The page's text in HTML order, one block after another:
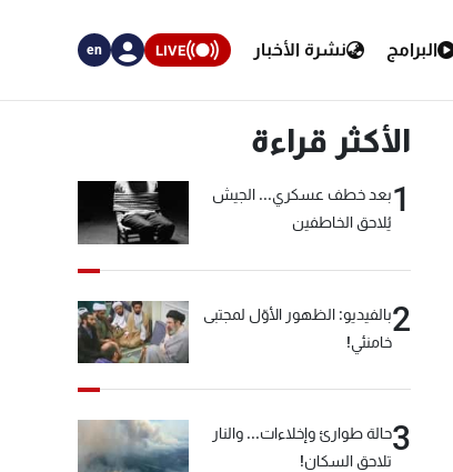
البرامج نشرة الأخبار LIVE
en
الأكثر قراءة
1بعد خطف عسكري... الجيش
يُلاحق الخاطفين
2بالفيديو: الظهور الأوّل لمجتبى
خامنئي!
3حالة طوارئ وإخلاءات... والنار
تلاحق السكان!